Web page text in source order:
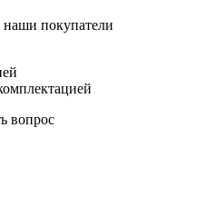
наши покупатели
вопрос